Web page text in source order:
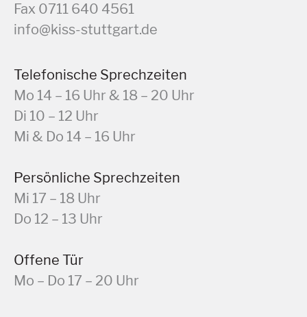
Fax 0711 640 4561
info@kiss-stuttgart.de
Telefonische Sprechzeiten
Mo 14 – 16 Uhr & 18 – 20 Uhr
Di 10 – 12 Uhr
Mi & Do 14 – 16 Uhr
Persönliche Sprechzeiten
Mi 17 – 18 Uhr
Do 12 – 13 Uhr
Offene Tür
Mo – Do 17 – 20 Uhr